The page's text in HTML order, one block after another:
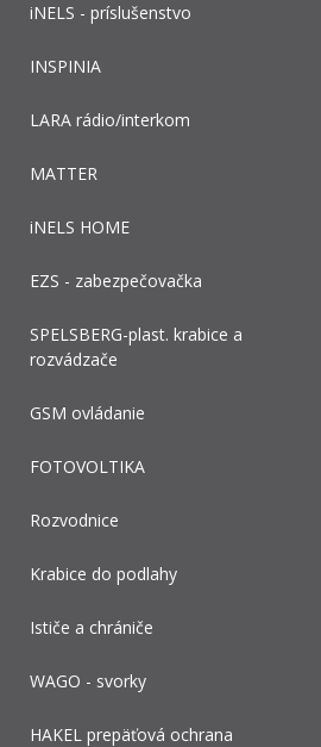
iNELS - príslušenstvo
INSPINIA
LARA rádio/interkom
MATTER
iNELS HOME
EZS - zabezpečovačka
SPELSBERG-plast. krabice a
rozvádzače
GSM ovládanie
FOTOVOLTIKA
Rozvodnice
Krabice do podlahy
Ističe a chrániče
WAGO - svorky
HAKEL prepäťová ochrana